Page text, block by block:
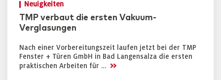
Neuigkeiten
TMP verbaut die ersten Vakuum-
Verglasungen
Nach einer Vorbereitungszeit laufen jetzt bei der TMP
Fenster + Türen GmbH in Bad Langensalza die ersten
praktischen Arbeiten für … >>